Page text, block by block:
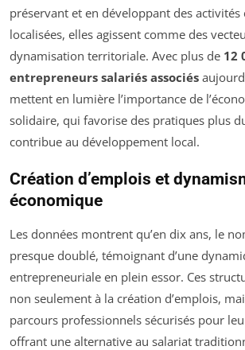
préservant et en développant des
localisées, elles agissent comme des
dynamisation territoriale. Avec plus de 12
entrepreneurs salariés associés
mettent en lumière l’importance de
solidaire, qui favorise des pratiques plus
contribue au développement local.
Création d’emplois et
économique
Les données montrent qu’en dix ans, le
presque doublé, témoignant d’une
entrepreneuriale en plein essor. Ces
non seulement à la création d’emplois,
parcours professionnels sécurisés pour
offrant une alternative au salariat